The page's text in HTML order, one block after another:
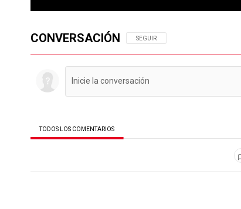
CONVERSACIÓN SIGA ESTA CONVERSACIÓN PARA
SEGUIR
TODOS LOS COMENTARIOS